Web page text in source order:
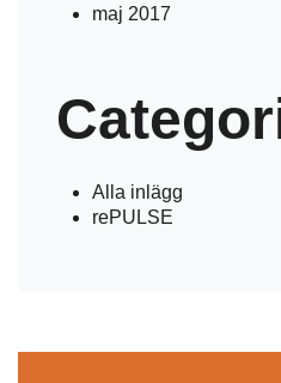
maj 2017
Alla inlägg
rePULSE